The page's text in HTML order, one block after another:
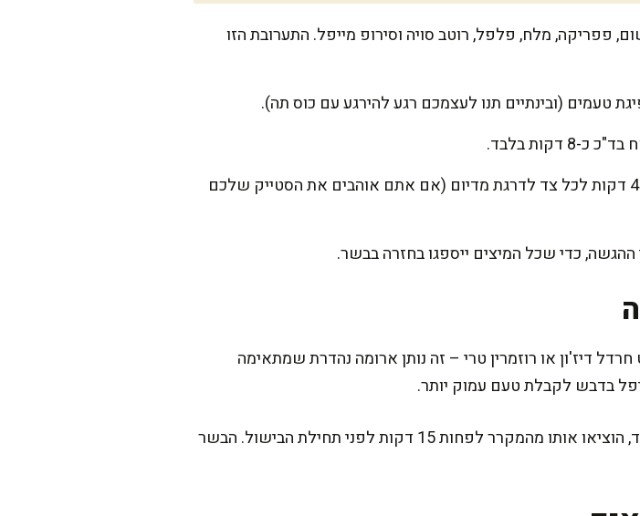
פפריקה, מלח, פלפל, רוטב סויה וסירופ מייפל. התערובת הזו
נניח את הסטייקים על משטח הגריל החם ונבשל במשך 4-5 דקות לכל צד לדרגת מדיום (אם אתם אוהבים את הסטייק שלכם
דיז'ון או רוזמרין טרי – זה נותן ארומה נהדרת שמתאימה
בדבש לקבלת טעם עמוק יותר.
סוד קטן מהמנגלים של סבא: כדי שהסטייק ייצא עסיסי במיוחד, הוציאו אותו מהמקרר לפחות 15 דקות לפני תחילת הבישול. הבשר